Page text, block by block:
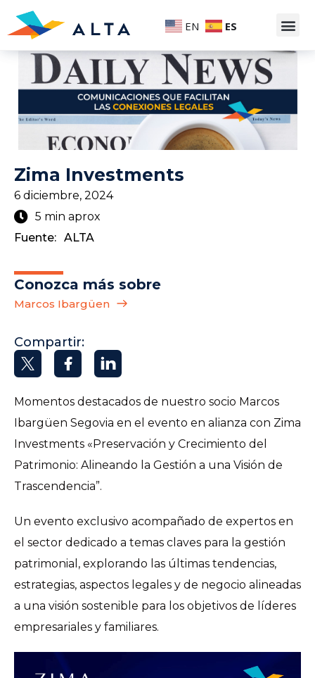
EN ES
Zima Investments
6 diciembre, 2024
5 min aprox
Fuente: ALTA
Conozca más sobre
Marcos Ibargüen
Compartir:
Momentos destacados de nuestro socio Marcos
Ibargüen Segovia en el evento en alianza con Zima
Investments «Preservación y Crecimiento del
Patrimonio: Alineando la Gestión a una Visión de
Trascendencia”.
Un evento exclusivo acompañado de expertos en
el sector dedicado a temas claves para la gestión
patrimonial, explorando las últimas tendencias,
estrategias, aspectos legales y de negocio alineadas
a una visión sostenible para los objetivos de líderes
empresariales y familiares.